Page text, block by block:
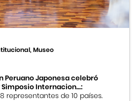
Museo
Peruano Japonesa celebró
Simposio Internacion...:
representantes de 10 países.